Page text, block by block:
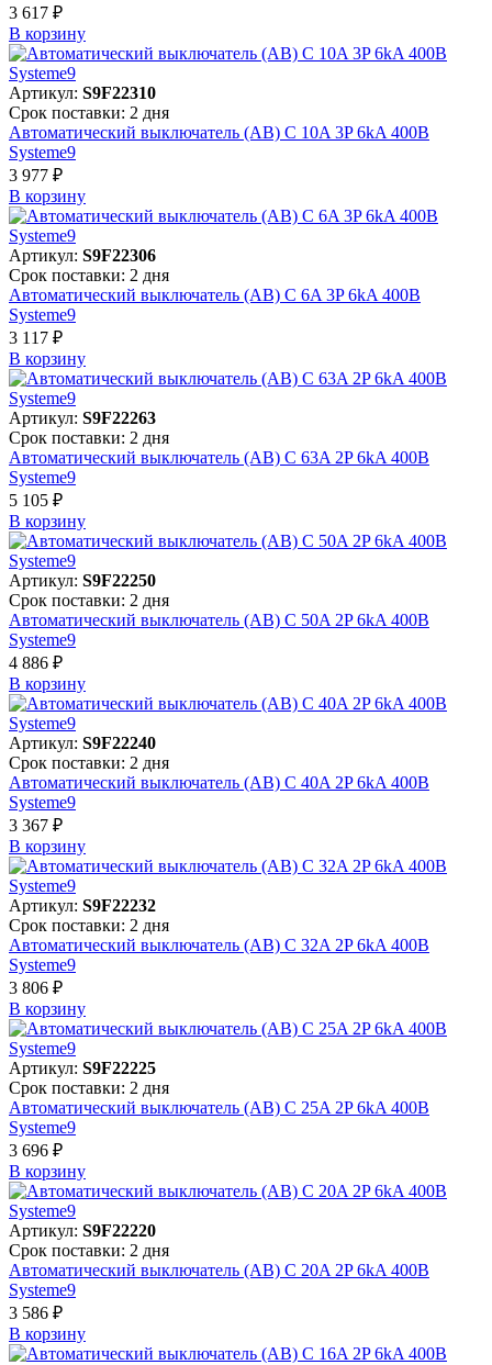
3 617 ₽
В корзинy
Артикул: S9F22310
Срок поставки: 2 дня
Автоматический выключатель (АВ) C 10A 3P 6kA 400В
Systeme9
3 977 ₽
В корзинy
Артикул: S9F22306
Срок поставки: 2 дня
Автоматический выключатель (АВ) C 6A 3P 6kA 400В
Systeme9
3 117 ₽
В корзинy
Артикул: S9F22263
Срок поставки: 2 дня
Автоматический выключатель (АВ) C 63A 2P 6kA 400В
Systeme9
5 105 ₽
В корзинy
Артикул: S9F22250
Срок поставки: 2 дня
Автоматический выключатель (АВ) C 50A 2P 6kA 400В
Systeme9
4 886 ₽
В корзинy
Артикул: S9F22240
Срок поставки: 2 дня
Автоматический выключатель (АВ) C 40A 2P 6kA 400В
Systeme9
3 367 ₽
В корзинy
Артикул: S9F22232
Срок поставки: 2 дня
Автоматический выключатель (АВ) C 32A 2P 6kA 400В
Systeme9
3 806 ₽
В корзинy
Артикул: S9F22225
Срок поставки: 2 дня
Автоматический выключатель (АВ) C 25A 2P 6kA 400В
Systeme9
3 696 ₽
В корзинy
Артикул: S9F22220
Срок поставки: 2 дня
Автоматический выключатель (АВ) C 20A 2P 6kA 400В
Systeme9
3 586 ₽
В корзинy